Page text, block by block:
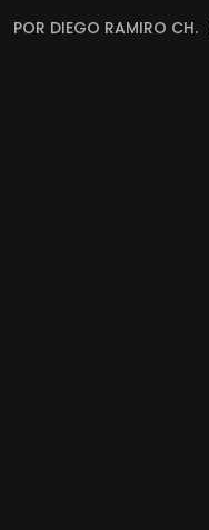
POR DIEGO RAMIRO CH.